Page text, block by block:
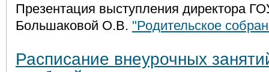
Презентация выступления директора
Большаковой О.В. "Родительское
Расписание внеурочных